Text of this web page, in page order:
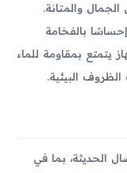
والمتانة.
بالفخامة
يتمتع بمقاومة للماء
البيئية.
الحديثة، بما في